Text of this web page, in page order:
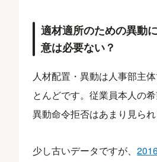
適材適所のための異動
意は必要ない？
人材配置・異動は人事部主
とんどです。従業員本人の希
異動命令拒否はあまり見られ
少し古いデータですが、